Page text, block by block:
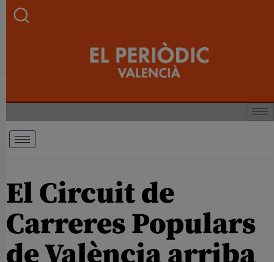
El Circuit de
Carreres Populars